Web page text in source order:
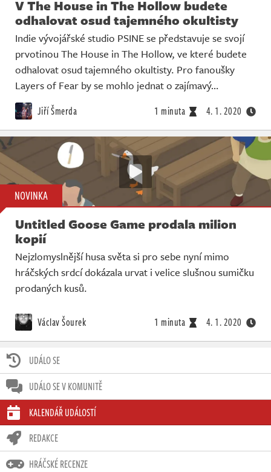
UDÁLO SE
UDÁLO SE V KOMUNITĚ
KALENDÁŘ UDÁLOSTÍ
REDAKCE
HRÁČSKÉ RECENZE
V The House in The Hollow budete
odhalovat osud tajemného okultisty
Indie vývojářské studio PSINE se představuje se svojí
prvotinou The House in The Hollow, ve které budete
odhalovat osud tajemného okultisty. Pro fanoušky
Layers of Fear by se mohlo jednat o zajímavý…
Jiří Šmerda 1 minuta 4. 1. 2020
NOVINKA
Untitled Goose Game prodala milion
kopií
Nejzlomyslnější husa světa si pro sebe nyní mimo
hráčských srdcí dokázala urvat i velice slušnou sumičku
prodaných kusů.
Václav Šourek 1 minuta 4. 1. 2020